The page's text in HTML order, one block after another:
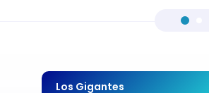
Los Gigantes